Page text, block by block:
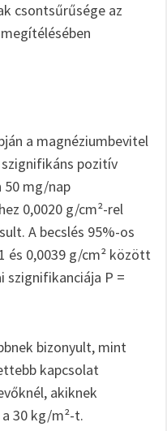
csontsűrűsége az
a magnéziumbevitel
pozitív
mg/nap
0,0020 g/cm²-rel
A becslés 95%-os
és 0,0039 g/cm² között
szignifikanciája P =
bizonyult, mint
kapcsolat
akiknek
30 kg/m²-t.